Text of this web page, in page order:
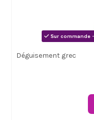
Sur commande
Déguisement grec